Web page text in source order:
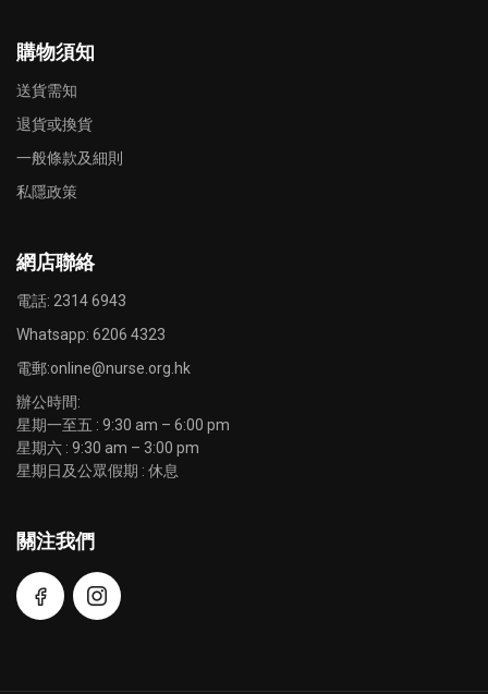
購物須知
送貨需知
退貨或換貨
一般條款及細則
私隱政策
網店聯絡
電話: 2314 6943
Whatsapp: 6206 4323
電郵:online@nurse.org.hk
辦公時間:
星期一至五 : 9:30 am – 6:00 pm
星期六 : 9:30 am – 3:00 pm
星期日及公眾假期 : 休息
關注我們